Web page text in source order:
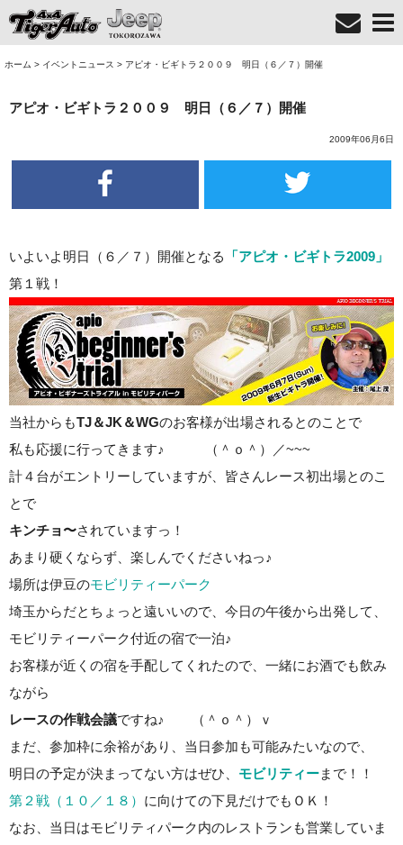
ホーム > イベントニュース > アピオ・ビギトラ２００９ 明日（６／７）開催
アピオ・ビギトラ２００９ 明日（６／７）開催
2009年06月6日
いよいよ明日（６／７）開催となる
「アピオ・ビギトラ2009」
第１戦！
当社からもTJ＆JK＆WGのお客様が出場されるとのことで
私も応援に行ってきます♪ （＾ｏ＾）／~~~
計４台がエントリーしていますが、皆さんレース初出場とのこ
とで
キンチョ〜されていますっ！
あまり硬くならず、楽しんでくださいねっ♪
場所は伊豆のモビリティーパーク
埼玉からだとちょっと遠いいので、今日の午後から出発して、
モビリティーパーク付近の宿で一泊♪
お客様が近くの宿を手配してくれたので、一緒にお酒でも飲み
ながら
レースの作戦会議ですね♪ （＾ｏ＾）ｖ
まだ、参加枠に余裕があり、当日参加も可能みたいなので、
明日の予定が決まってない方はぜひ、 モビリティーまで！！
第２戦（１０／１８） に向けての下見だけでもＯＫ！
なお、当日はモビリティパーク内のレストランも営業していま